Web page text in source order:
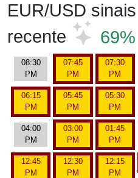
EUR/USD
recente
69%
08:30
PM
07:45
PM
07:30
PM
06:15
PM
05:45
PM
05:30
PM
04:00
PM
03:00
PM
01:45
PM
12:45
PM
12:30
PM
12:15
PM